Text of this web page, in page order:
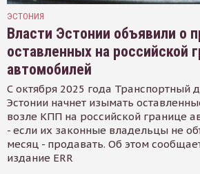
ЭСТОНИЯ
Власти Эстонии объявили о
оставленных на российской
автомобилей
С октября 2025 года Транспортный
Эстонии начнет изымать
возле КПП на российской границе
- если их законные владельцы не
месяц - продавать. Об этом
издание ERR